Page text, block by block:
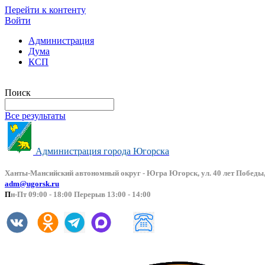
Перейти к контенту
Войти
Администрация
Дума
КСП
Поиск
Все результаты
Администрация города Югорска
Ханты-Мансийский автономный округ - Югра Югорск, ул. 40 лет
adm@ugorsk.ru
Пн-Пт 09:00 - 18:00 Перерыв 13:00 - 14:00